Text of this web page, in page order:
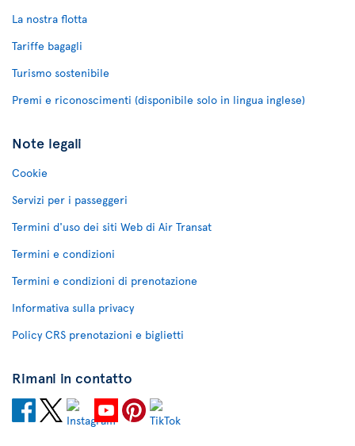
La nostra flotta
Tariffe bagagli
Turismo sostenibile
Premi e riconoscimenti (disponibile solo in lingua inglese)
Note legali
Cookie
Servizi per i passeggeri
Termini d'uso dei siti Web di Air Transat
Termini e condizioni
Termini e condizioni di prenotazione
Informativa sulla privacy
Policy CRS prenotazioni e biglietti
Rimani in contatto